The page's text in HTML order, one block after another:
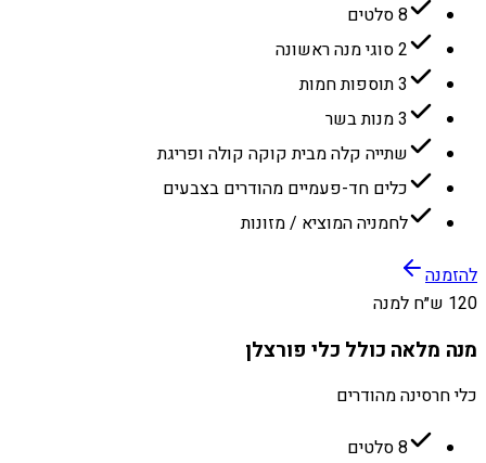
8 סלטים
2 סוגי מנה ראשונה
3 תוספות חמות
3 מנות בשר
שתייה קלה מבית קוקה קולה ופריגת
כלים חד-פעמיים מהודרים בצבעים
לחמניה המוציא / מזונות
להזמנה
120 ש״ח למנה
מנה מלאה כולל כלי פורצלן
כלי חרסינה מהודרים
8 סלטים